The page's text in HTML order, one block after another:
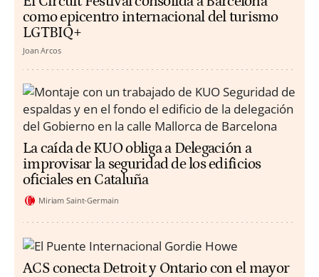
como epicentro internacional del turismo
LGTBIQ+
Joan Arcos
La caída de KUO obliga a Delegación a
improvisar la seguridad de los edificios
oficiales en Cataluña
Miriam Saint-Germain
ACS conecta Detroit y Ontario con el mayor